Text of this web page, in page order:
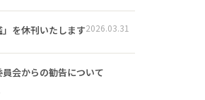
」を休刊いたします2026.03.31
会からの勧告について